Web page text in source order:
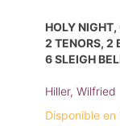
HOLY
2 TENORS, 2
6 SLEIGH
Hiller, Wilfried
Disponible en